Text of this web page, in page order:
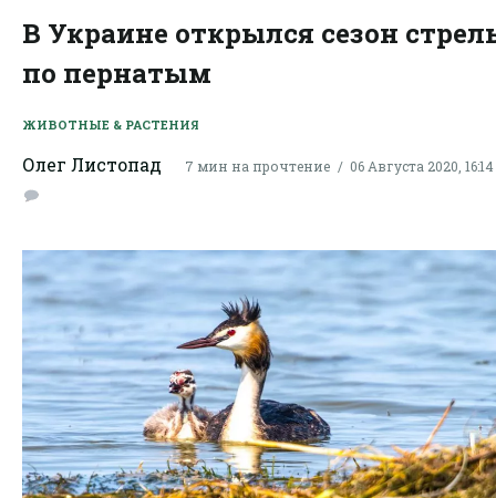
В Украине открылся сезон
по пернатым
ЖИВОТНЫЕ & РАСТЕНИЯ
Олег Листопад 7 мин на прочтение 06 Августа 2020, 16:14